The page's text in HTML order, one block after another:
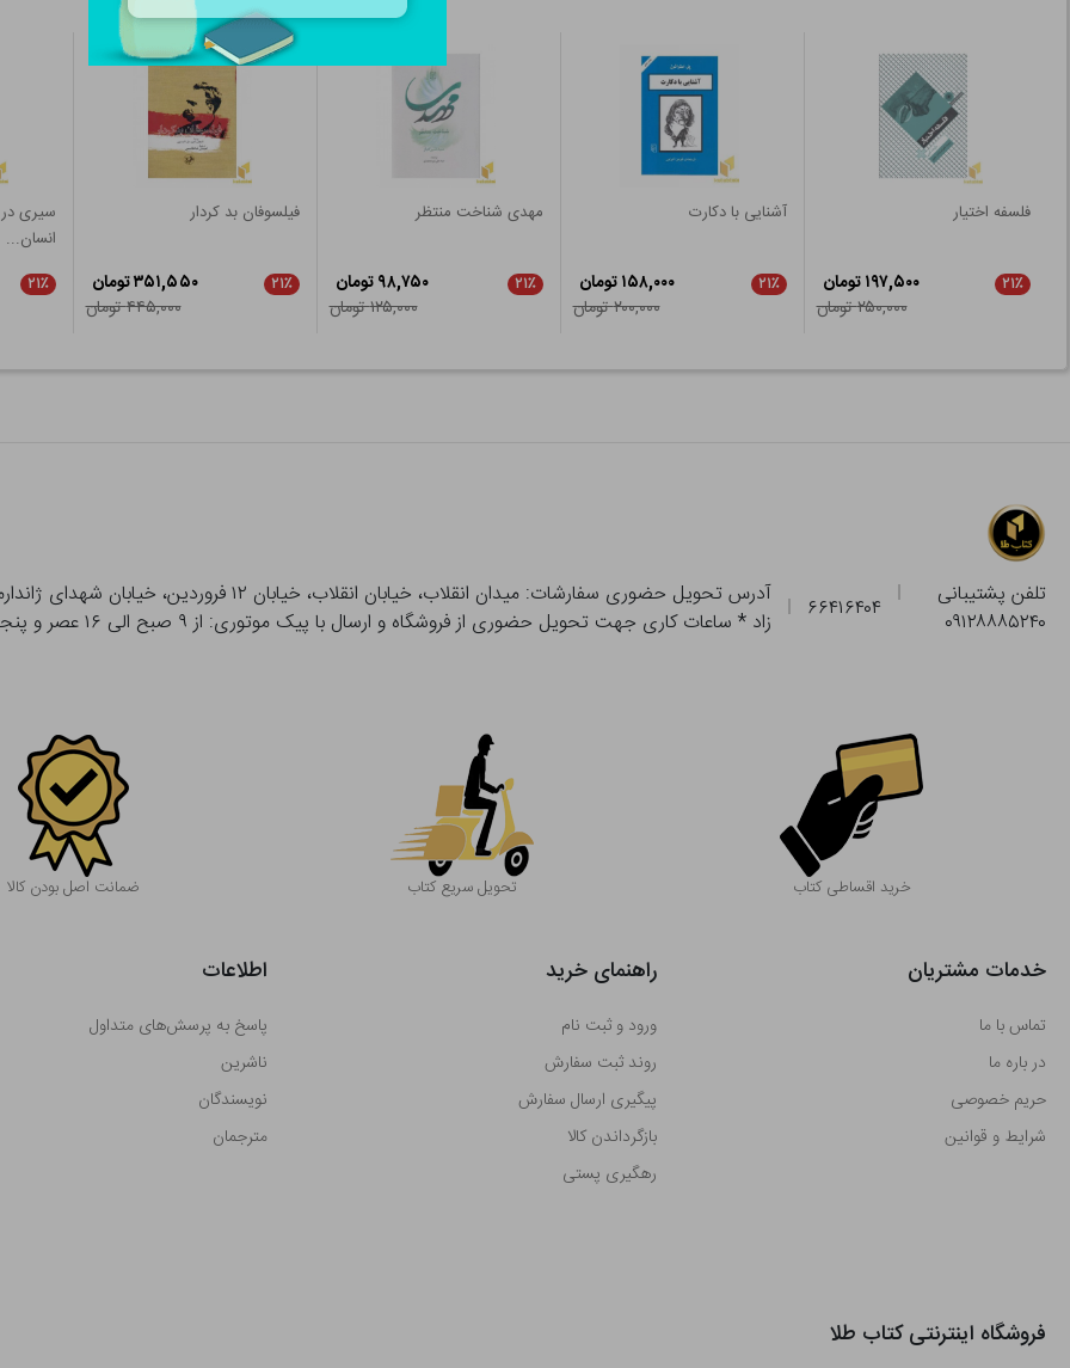
فلسفه اختیار
۲۱٪
۱۹۷,۵۰۰ تومان
۲۵۰,۰۰۰ تومان
آشنایی با دکارت
۲۱٪
۱۵۸,۰۰۰ تومان
۲۰۰,۰۰۰ تومان
مهدی شناخت منتظر
۲۱٪
۹۸,۷۵۰ تومان
۱۲۵,۰۰۰ تومان
فیلسوفان بد کردار
۲۱٪
۳۵۱,۵۵۰ تومان
۴۴۵,۰۰۰ تومان
سیری
انسان...
۲۱٪
تلفن پشتیبانی
۰۹۱۲۸۸۸۵۲۴۰
۶۶۴۱۶۴۰۴
زاد * ساعات کاری جهت تحویل حضوری از فروشگاه و ارسال با پیک موتوری: از ۹ صبح الی ۱۶ عصر و پنجشنبه ها تا ۱۲
خرید اقساطی کتاب تحویل سریع کتاب
بصورت حضوری از آدرس تحویل حضوری سفارش خود را بدون هیچ هزینه ای تحویل بگیرید.
ضمانت اصل بودن کالا
خدمات مشتریان
تماس با ما
در باره ما
حریم خصوصی
شرایط و قوانین
راهنمای خرید
ورود و ثبت نام
روند ثبت سفارش
پیگیری ارسال سفارش
بازگرداندن کالا
رهگیری پستی
اطلاعات
پاسخ به پرسش‌های متداول
ناشرین
نویسندگان
مترجمان
فروشگاه اینترنتی کتاب طلا